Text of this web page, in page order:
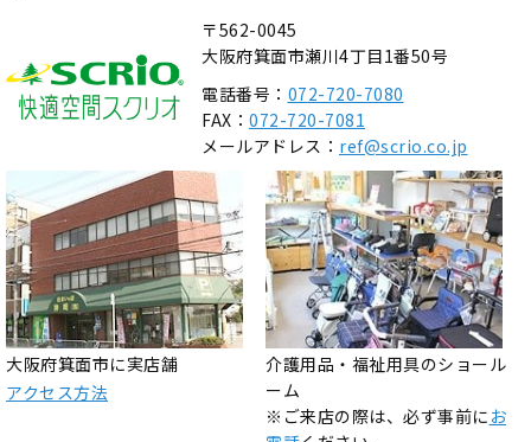
〒562-0045
大阪府箕面市瀬川4丁目1番50号
電話番号： 072-720-7080
FAX： 072-720-7081
メールアドレス： ref@scrio.co.jp
大阪府箕面市に実店舗
アクセス方法
介護用品・福祉用具のショール
ーム
※ご来店の際は、必ず事前に お